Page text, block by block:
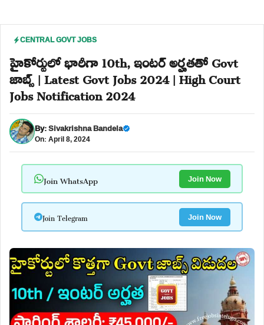
CENTRAL GOVT JOBS
హైకోర్టులో భారీగా 10th, ఇంటర్ అర్హతతో Govt
జాబ్స్ | Latest Govt Jobs 2024 | High Court
Jobs Notification 2024
By:Sivakrishna Bandela
On: April 8, 2024
Join WhatsApp Join Now
Join Telegram Join Now